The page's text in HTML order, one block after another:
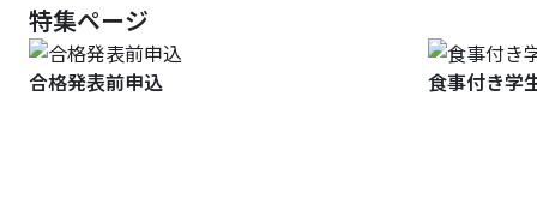
特集ページ
合格発表前申込 食事付き学